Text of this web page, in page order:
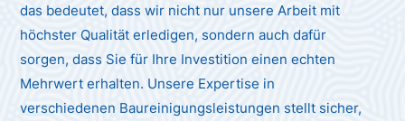
das bedeutet, dass wir nicht nur unsere Arbeit mit
höchster Qualität erledigen, sondern auch dafür
sorgen, dass Sie für Ihre Investition einen echten
Mehrwert erhalten. Unsere Expertise in
verschiedenen Baureinigungsleistungen stellt sicher,